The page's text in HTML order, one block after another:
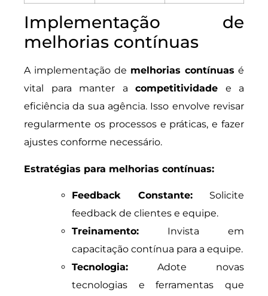
Implementação de
melhorias contínuas
A implementação de melhorias contínuas é
vital para manter a competitividade e a
eficiência da sua agência. Isso envolve revisar
regularmente os processos e práticas, e fazer
ajustes conforme necessário.
Estratégias para melhorias contínuas:
Feedback Constante:Solicite
feedback de clientes e equipe.
Treinamento: Invista em
capacitação contínua para a equipe.
Tecnologia: Adote novas
tecnologias e ferramentas que